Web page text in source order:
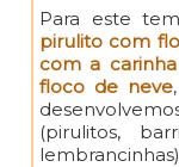
Para este
pirulito com
com a
floco de neve
(pirulitos,